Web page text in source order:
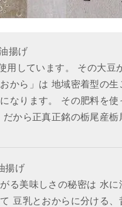
揚げ
用しています。 その大豆
から」は 地域密着型の生
なります。 その肥料を使
から正真正銘の栃尾産栃
揚げ
る美味しさの秘密は 水に
豆乳とおからに分ける、